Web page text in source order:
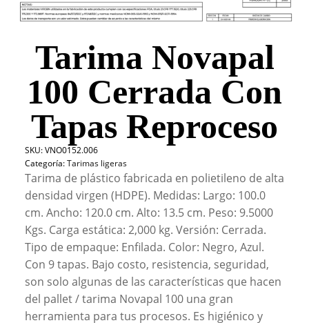
Tarima Novapal
100 Cerrada Con
Tapas Reproceso
SKU:VNO0152.006
Categoría:Tarimas ligeras
Tarima de plástico fabricada en polietileno de alta
densidad virgen (HDPE). Medidas: Largo: 100.0
cm. Ancho: 120.0 cm. Alto: 13.5 cm. Peso: 9.5000
Kgs. Carga estática: 2,000 kg. Versión: Cerrada.
Tipo de empaque: Enfilada. Color: Negro, Azul.
Con 9 tapas. Bajo costo, resistencia, seguridad,
son solo algunas de las características que hacen
del pallet / tarima Novapal 100 una gran
herramienta para tus procesos. Es higiénico y